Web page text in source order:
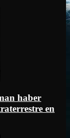
haber
en